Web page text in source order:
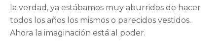
la verdad, ya estábamos muy aburridos de hacer
todos los años los mismos o parecidos vestidos.
Ahora la imaginación está al poder.